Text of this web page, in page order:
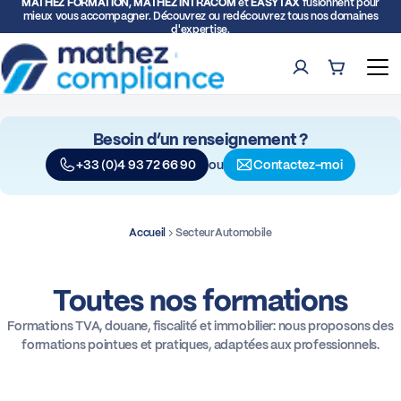
mieux vous accompagner. Découvrez ou redécouvrez tous nos domaines
d'expertise.
ComptePanier (0)
Formations
Expertise TVA et Douane
Représentation fiscale
Accueil SecteurAutomobile
Toutes nos formations
Formations TVA, douane, fiscalité et immobilier: nous proposons des
formations pointues et pratiques, adaptées aux professionnels.
Besoin d’un renseignement ?
+33 (0)4 93 72 66 90 ou Contactez-moi